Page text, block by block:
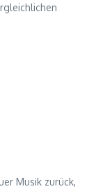
Musik zurück,